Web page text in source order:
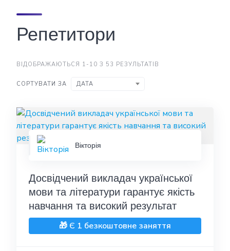
Репетитори
ВІДОБРАЖАЮТЬСЯ 1-10 З 53 РЕЗУЛЬТАТІВ
СОРТУВАТИ ЗА ДАТА
Вікторія
Досвідчений викладач української
мови та літератури гарантує якість
навчання та високий результат
🎁 Є 1 безкоштовне заняття